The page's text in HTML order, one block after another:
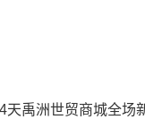
禹洲世贸商城全